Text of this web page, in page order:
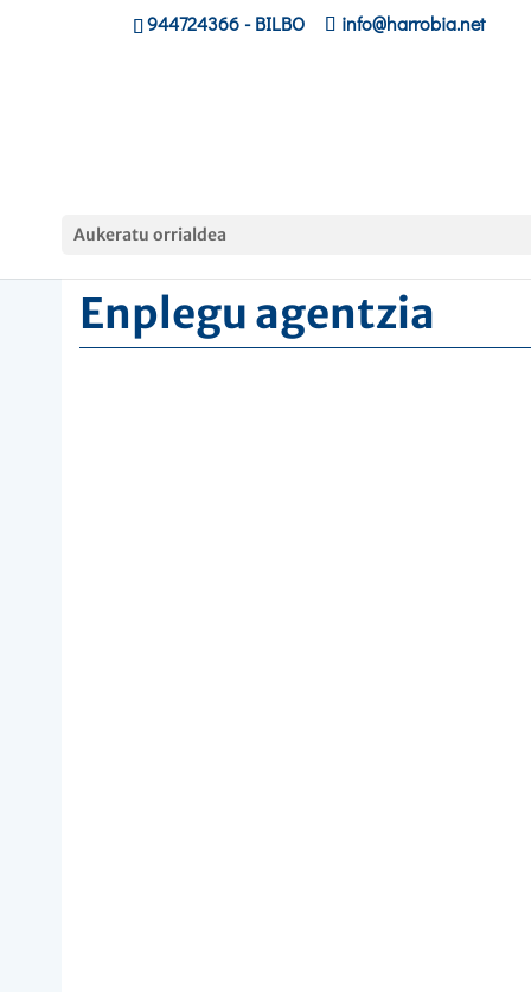
944724366- BILBO info@harrobia.net
Aukeratu orrialdea
Enplegu agentzia